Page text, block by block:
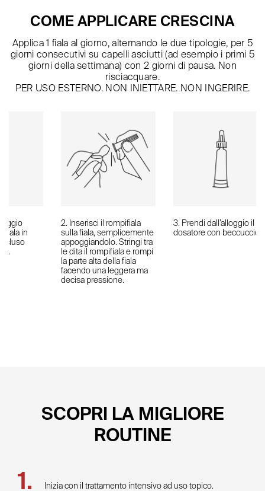
COME APPLICARE CRESCINA
Applica 1 fiala al giorno, alternando le due tipologie, per 5
giorni consecutivi su capelli asciutti (ad esempio i primi 5
giorni della settimana) con 2 giorni di pausa. Non
risciacquare.
PER USO ESTERNO. NON INIETTARE. NON INGERIRE.
in
2. Inserisci il rompifiala
sulla fiala, semplicemente
appoggiandolo. Stringi tra
le dita il rompifiala e rompi
la parte alta della fiala
facendo una leggera ma
decisa pressione.
3. Prendi dall’alloggio il
dosatore con beccuccio.
SCOPRI LA MIGLIORE
ROUTINE
Inizia con il trattamento intensivo ad uso topico.